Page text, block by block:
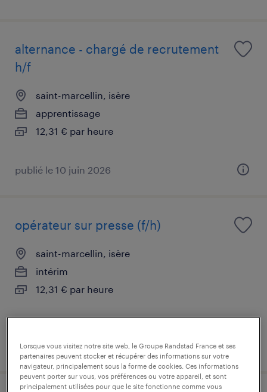
alternance - chargé de recrutement
h/f
saint-marcellin, isère
apprentissage
12,31 € par heure
publié le 10 juin 2026
opérateur sur presse (f/h)
saint-marcellin, isère
intérim
12,31 € par heure
publié le 3 juillet 2026
Lorsque vous visitez notre site web, le Groupe Randstad France et ses
partenaires peuvent stocker et récupérer des informations sur votre
navigateur, principalement sous la forme de cookies. Ces informations
peuvent porter sur vous, vos préférences ou votre appareil, et sont
principalement utilisées pour que le site fonctionne comme vous